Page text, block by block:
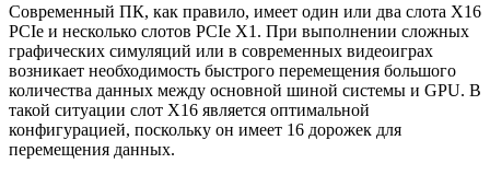
Современный ПК, как правило, имеет один или два слота X16
PCIe и несколько слотов PCIe X1. При выполнении сложных
графических симуляций или в современных видеоиграх
возникает необходимость быстрого перемещения большого
количества данных между основной шиной системы и GPU. В
такой ситуации слот X16 является оптимальной
конфигурацией, поскольку он имеет 16 дорожек для
перемещения данных.